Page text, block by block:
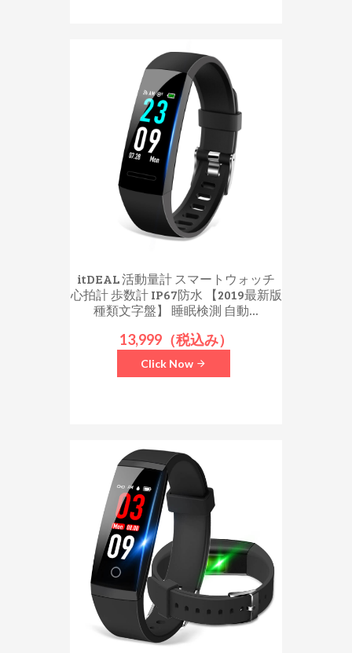
itDEAL 活動量計 スマートウォッチ
心拍計 歩数計 IP67防水 【2019最新版
種類文字盤】 睡眠検測 自動...
13,999（税込み）
Click Now